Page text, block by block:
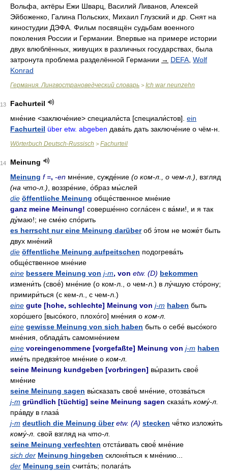
Вольфа, актёры Ежи Шварц, Василий Ливанов, Алексей
Эйбоженко, Галина Польских, Михаил Глузский и др. Снят на
киностудии ДЭФА. Фильм посвящён судьбам военного
поколения России и Германии. Впервые на примере истории
двух влюблённых, живущих в различных государствах, была
затронута проблема разделённой Германии → DEFA Wolf
Konrad
Германия. Лингвострановедческий словарь > Ich war neunzehn
13
Fachurteil
мне́ние <заключе́ние> специали́ста [специали́стов]. ein
Fachurteil über etw. abgeben дава́ть дать заключе́ние о чём-н
Wörterbuch Deutsch-Russisch > Fachurteil
14
Meinung
Meinung f =, -en мне́ние, сужде́ние (о ком-л., о чем-л.) , взгляд
(на что-л.) , воззре́ние, о́браз мы́слей
die öffentliche Meinung обще́ственное мне́ние
ganz meine Meinung! соверше́нно согла́сен с ва́ми!, и я так
ду́маю!; не сме́ю спо́рить
es herrscht nur eine Meinung darüberоб э́том не може́т быть
двух мне́ний
die öffentliche Meinung aufpeitschen подогрева́ть
обще́ственное мне́ние
eine bessere Meinung von j-m, von etw. (D) bekommen
измени́ть (своё́) мне́ние (о ком-л., о чем-л.) в лу́чшую сто́рону;
примири́ться (с кем-л., с чем-л.)
eine gute [hohe, schlechte] Meinung von j-m haben быть
хоро́шего [высо́кого, плохо́го] мне́ния о ком-л.
eine gewisse Meinung von sich haben быть о себе́ высо́кого
мне́ния, облада́ть самомне́нием
eine voreingenommene [vorgefaßte] Meinung von j-m haben
име́ть предвзя́тое мне́ние о ком-л.
seine Meinung kundgeben [vorbringen] вы́разить своё́
мне́ние
seine Meinung sagen вы́сказать своё́ мне́ние, отозва́ться
j-m gründlich [tüchtig] seine Meinung sagen сказа́ть кому́-л.
пра́вду в глаза́
j-m deutlich die Meinung über etw. (A) stecken чё́тко изложи́ть
кому́-л. свой взгляд на что-л.
seine Meinung verfechten отста́ивать своё́ мне́ние
sich der Meinung hingeben склоня́ться к мне́нию...
der Meinung sein счита́ть; полага́ть